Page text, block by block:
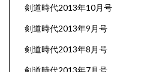
剣道時代2013年10月号
剣道時代2013年9月号
剣道時代2013年8月号
剣道時代2013年7月号